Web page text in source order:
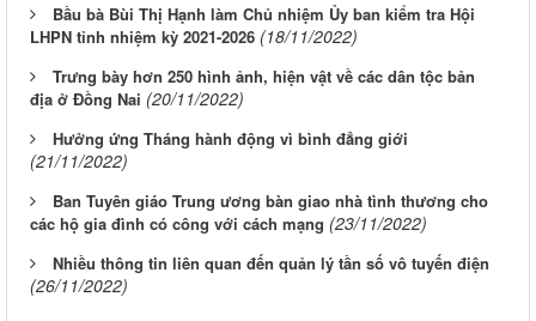
Bầu bà Bùi Thị Hạnh làm Chủ nhiệm Ủy ban kiểm tra Hội
LHPN tỉnh nhiệm kỳ 2021-2026 (18/11/2022)
Trưng bày hơn 250 hình ảnh, hiện vật về các dân tộc bản
địa ở Đồng Nai (20/11/2022)
Hưởng ứng Tháng hành động vì bình đẳng giới
(21/11/2022)
Ban Tuyên giáo Trung ương bàn giao nhà tình thương cho
các hộ gia đình có công với cách mạng (23/11/2022)
Nhiều thông tin liên quan đến quản lý tần số vô tuyến điện
(26/11/2022)